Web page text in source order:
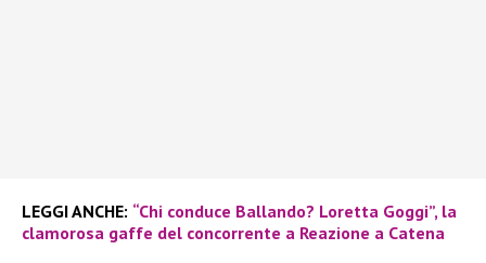
LEGGI ANCHE: “Chi conduce Ballando? Loretta Goggi”, la
clamorosa gaffe del concorrente a Reazione a Catena